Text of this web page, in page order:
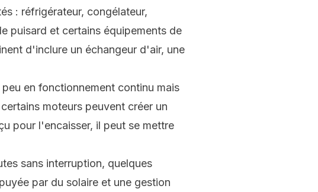
: réfrigérateur, congélateur,
puisard et certains équipements de
d'inclure un échangeur d'air, une
en fonctionnement continu mais
moteurs peuvent créer un
pour l'encaisser, il peut se mettre
sans interruption, quelques
par du solaire et une gestion